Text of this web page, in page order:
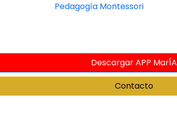
Pedagogía Montessori
Descargar APP MarÍA
Contacto